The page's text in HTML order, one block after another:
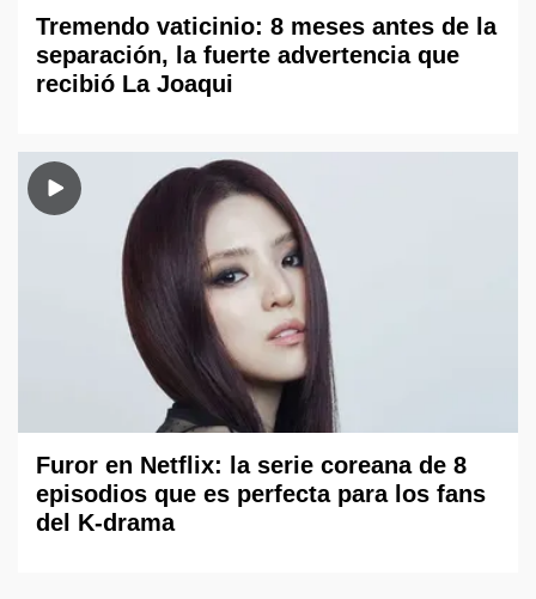
Tremendo vaticinio: 8 meses antes de la
separación, la fuerte advertencia que
recibió La Joaqui
Furor en Netflix: la serie coreana de 8
episodios que es perfecta para los fans
del K-drama